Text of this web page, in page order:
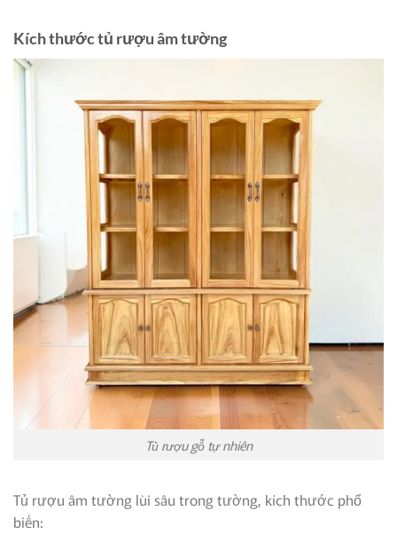
Kích thước tủ rượu âm tường
Tủ rượu gỗ tự nhiên
Tủ rượu âm tường lùi sâu trong tường, kích thước phổ
biến: